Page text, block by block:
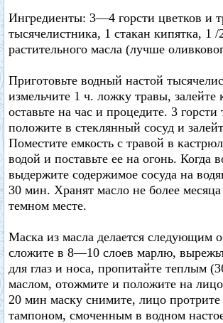
Ингредиенты: 3—4 горсти цветков и
тысячелистника, 1 стакан кипятка, 1 /
растительного масла (лучше
Приготовьте водный настой
измельчите 1 ч. ложку травы, залейте
оставьте на час и процедите. 3 горсти
положите в стеклянный сосуд и
Поместите емкость с травой в
водой и поставьте ее на огонь. Когда
выдержите содержимое сосуда на
30 мин. Хранят масло не более
темном месте.
Маска из масла делается следующим
сложите в 8—10 слоев марлю,
для глаз и носа, пропитайте теплым
маслом, отожмите и положите на
20 мин маску снимите, лицо
тампоном, смоченным в водном